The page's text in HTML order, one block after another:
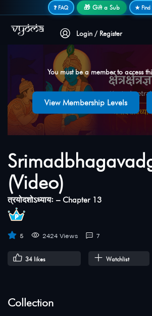
❓ FAQ 🎁 Gift a Sub ★ Find
Login / Register
You must be a member to access
View Membership Levels
(Video)
त्रयोदशोऽध्यायः – Chapter 13
5 2424 Views 7
34 likes Watchlist
Collection
Secure login • No password needed